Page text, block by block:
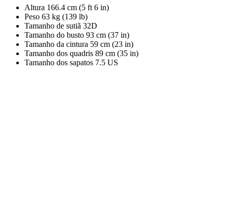
Altura 166.4 cm (5 ft 6 in)
Peso 63 kg (139 lb)
Tamanho de sutiã 32D
Tamanho do busto 93 cm (37 in)
Tamanho da cintura 59 cm (23 in)
Tamanho dos quadris 89 cm (35 in)
Tamanho dos sapatos 7.5 US